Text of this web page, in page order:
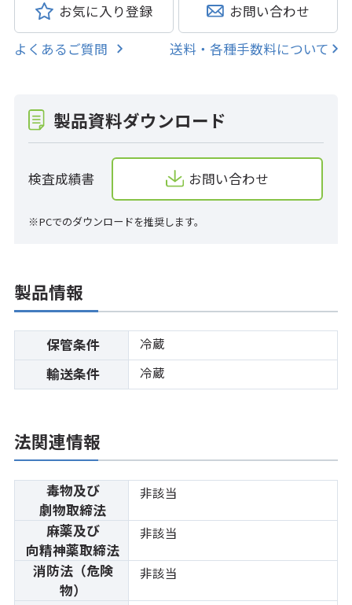
お気に入り登録 お問い合わせ
よくあるご質問 送料・各種手数料について
製品資料ダウンロード
検査成績書 お問い合わせ
※PCでのダウンロードを推奨します。
製品情報
保管条件 冷蔵
輸送条件 冷蔵
法関連情報
毒物及び
劇物取締法
非該当
麻薬及び
向精神薬取締法
非該当
消防法（危険
物）
非該当